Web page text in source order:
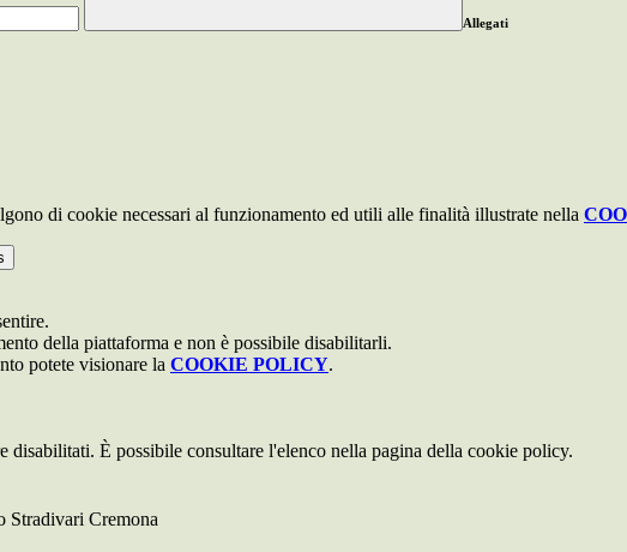
Allegati
di cookie necessari al funzionamento ed utili alle finalità illustrate nella
della piattaforma e non è possibile disabilitarli.
potete visionare la COOKIE POLICY.
disabilitati. È possibile consultare l'elenco nella pagina della cookie policy.
Stradivari Cremona